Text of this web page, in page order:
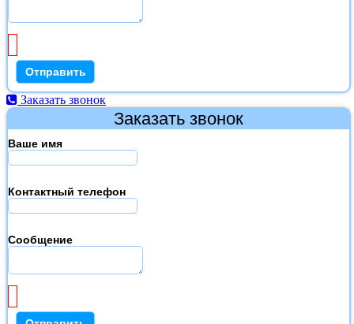
Заказать звонок
Заказать звонок
Ваше имя
Контактный телефон
Сообщение